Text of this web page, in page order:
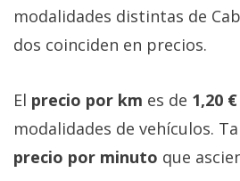
modalidades distintas de
dos coinciden en precios.
El precio por km es de 1,20 €
modalidades de vehículos.
precio por minuto que